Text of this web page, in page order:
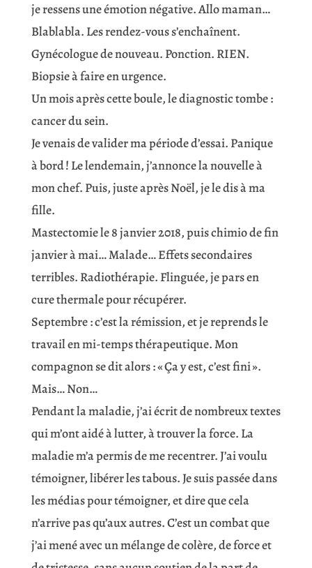
je ressens une émotion négative. Allo maman…
Blablabla. Les rendez-vous s’enchaînent.
Gynécologue de nouveau. Ponction. RIEN.
Biopsie à faire en urgence.
Un mois après cette boule, le diagnostic tombe :
cancer du sein.
Je venais de valider ma période d’essai. Panique
à bord ! Le lendemain, j’annonce la nouvelle à
mon chef. Puis, juste après Noël, je le dis à ma
fille.
Mastectomie le 8 janvier 2018, puis chimio de fin
janvier à mai… Malade… Effets secondaires
terribles. Radiothérapie. Flinguée, je pars en
cure thermale pour récupérer.
Septembre : c’est la rémission, et je reprends le
travail en mi-temps thérapeutique. Mon
compagnon se dit alors : « Ça y est, c’est fini ».
Mais… Non…
Pendant la maladie, j’ai écrit de nombreux textes
qui m’ont aidé à lutter, à trouver la force. La
maladie m’a permis de me recentrer. J’ai voulu
témoigner, libérer les tabous. Je suis passée dans
les médias pour témoigner, et dire que cela
n’arrive pas qu’aux autres. C’est un combat que
j’ai mené avec un mélange de colère, de force et